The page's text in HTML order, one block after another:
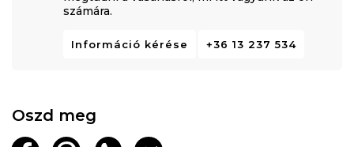
számára.
Információ kérése +36 13 237 534
Oszd meg